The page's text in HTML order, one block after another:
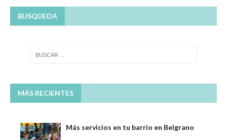
BUSQUEDA
MÁS RECIENTES
Más servicios en tu barrio en Belgrano